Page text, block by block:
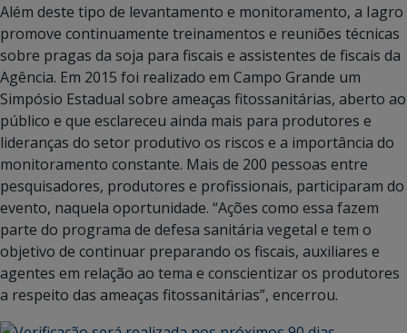
Além deste tipo de levantamento e monitoramento, a Iagro
promove continuamente treinamentos e reuniões técnicas
sobre pragas da soja para fiscais e assistentes de fiscais da
Agência. Em 2015 foi realizado em Campo Grande um
Simpósio Estadual sobre ameaças fitossanitárias, aberto ao
público e que esclareceu ainda mais para produtores e
lideranças do setor produtivo os riscos e a importância do
monitoramento constante. Mais de 200 pessoas entre
pesquisadores, produtores e profissionais, participaram do
evento, naquela oportunidade. “Ações como essa fazem
parte do programa de defesa sanitária vegetal e tem o
objetivo de continuar preparando os fiscais, auxiliares e
agentes em relação ao tema e conscientizar os produtores
a respeito das ameaças fitossanitárias”, encerrou.